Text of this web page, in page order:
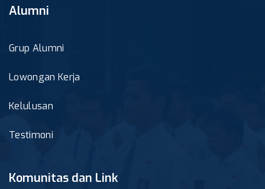
Alumni
Grup Alumni
Lowongan Kerja
Kelulusan
Testimoni
Komunitas dan Link